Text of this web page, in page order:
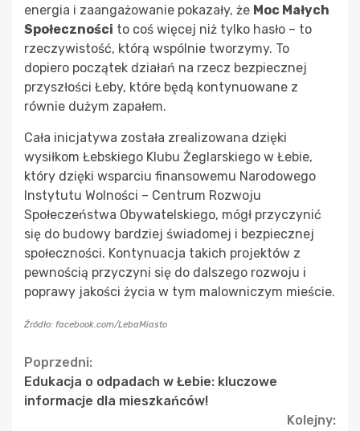
energia i zaangażowanie pokazały, że Moc Małych
Społeczności to coś więcej niż tylko hasło – to
rzeczywistość, którą wspólnie tworzymy. To
dopiero początek działań na rzecz bezpiecznej
przyszłości Łeby, które będą kontynuowane z
równie dużym zapałem.
Cała inicjatywa została zrealizowana dzięki
wysiłkom Łebskiego Klubu Żeglarskiego w Łebie,
który dzięki wsparciu finansowemu Narodowego
Instytutu Wolności – Centrum Rozwoju
Społeczeństwa Obywatelskiego, mógł przyczynić
się do budowy bardziej świadomej i bezpiecznej
społeczności. Kontynuacja takich projektów z
pewnością przyczyni się do dalszego rozwoju i
poprawy jakości życia w tym malowniczym mieście.
Źródło: facebook.com/LebaMiasto
Continue
Reading
Poprzedni:
Edukacja o odpadach w Łebie: kluczowe
informacje dla mieszkańców!
Kolejny: